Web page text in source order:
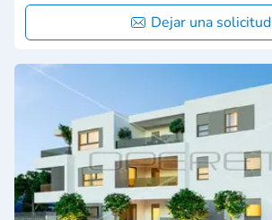
Dejar una solicitud